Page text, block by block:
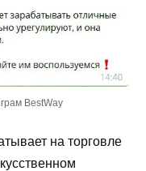
BestWay
на торговле